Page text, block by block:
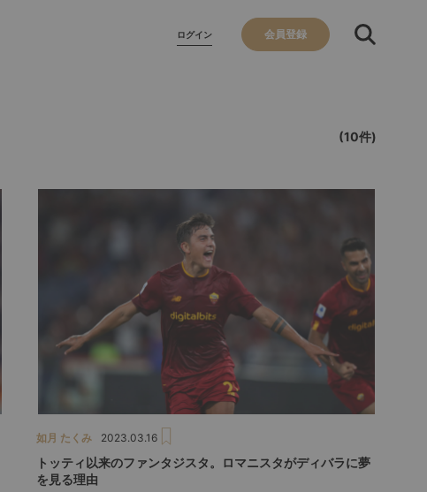
ログイン 会員登録
(10件)
如月 たくみ 2023.03.16
トッティ以来のファンタジスタ。ロマニスタがディバラに夢
を見る理由